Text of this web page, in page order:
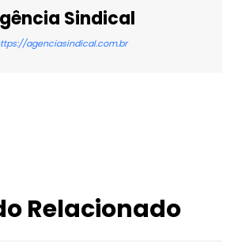
Sindical
agenciasindical.com.br
Relacionado